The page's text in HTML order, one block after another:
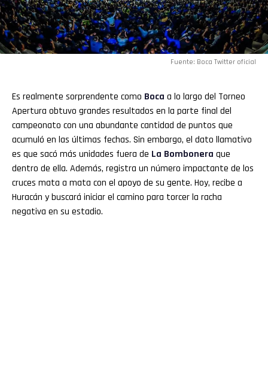
Fuente: Boca Twitter oficial
Es realmente sorprendente como Boca a lo largo del Torneo
Apertura obtuvo grandes resultados en la parte final del
campeonato con una abundante cantidad de puntos que
acumuló en las últimas fechas. Sin embargo, el dato llamativo
es que sacó más unidades fuera de La Bombonera que
dentro de ella. Además, registra un número impactante de los
cruces mata a mata con el apoyo de su gente. Hoy, recibe a
Huracán y buscará iniciar el camino para torcer la racha
negativa en su estadio.